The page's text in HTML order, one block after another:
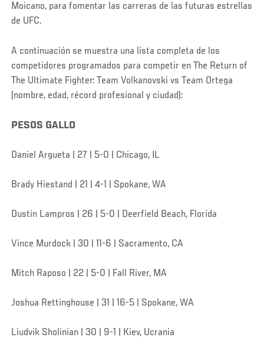
Moicano, para fomentar las carreras de las futuras estrellas
de UFC.
A continuación se muestra una lista completa de los
competidores programados para competir en The Return of
The Ultimate Fighter: Team Volkanovski vs Team Ortega
(nombre, edad, récord profesional y ciudad):
PESOS GALLO
Daniel Argueta | 27 | 5-0 | Chicago, IL
Brady Hiestand | 21 | 4-1 | Spokane, WA
Dustin Lampros | 26 | 5-0 | Deerfield Beach, Florida
Vince Murdock | 30 | 11-6 | Sacramento, CA
Mitch Raposo | 22 | 5-0 | Fall River, MA
Joshua Rettinghouse | 31 | 16-5 | Spokane, WA
Liudvik Sholinian | 30 | 9-1 | Kiev, Ucrania